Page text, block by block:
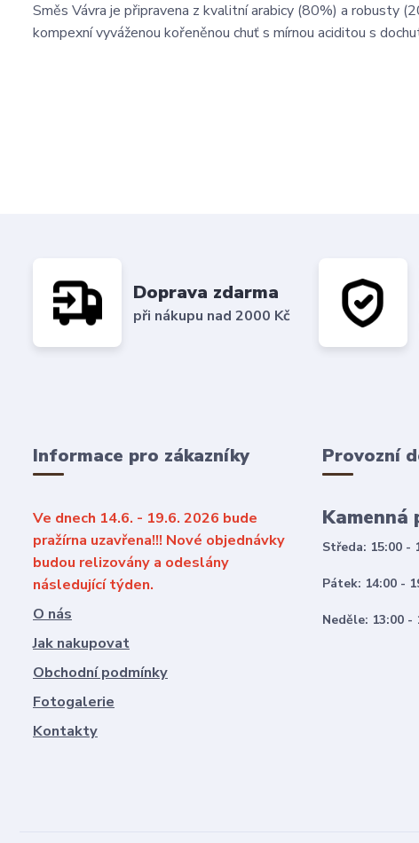
Směs Vávra je připravena z kvalitní arabicy (80%) a robusty
kompexní vyváženou kořeněnou chuť s mírnou aciditou s
Doprava zdarma
při nákupu nad 2000 Kč
Informace pro zákazníky
Ve dnech 14.6. - 19.6. 2026 bude
pražírna uzavřena!!! Nové objednávky
budou relizovány a odeslány
následující týden.
O nás
Jak nakupovat
Obchodní podmínky
Fotogalerie
Kontakty
Provozní
Kamenná
Středa: 15:00 -
Pátek: 14:00 -
Neděle: 13:00 -